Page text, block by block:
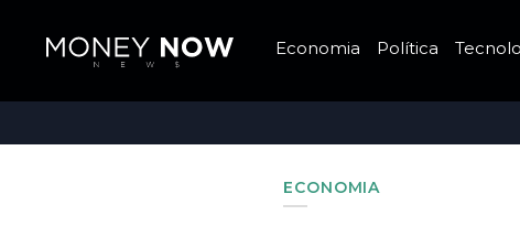
Economia Política
ECONOMIA